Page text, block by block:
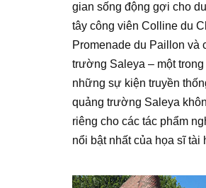
gian sống động gợi cho
tây công viên Colline du
Promenade du Paillon và
trường Saleya – một
những sự kiện truyền
quảng trường Saleya
riêng cho các tác phẩm
nổi bật nhất của họa sĩ tài